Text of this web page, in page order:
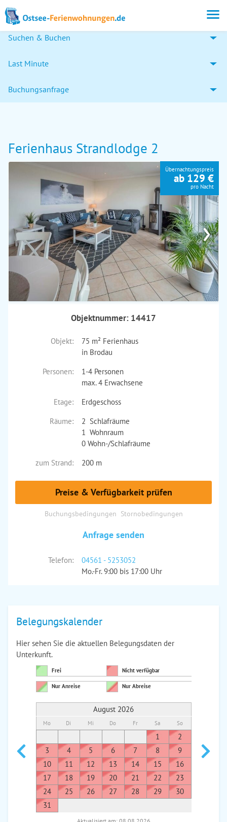
Suchen & Buchen
Last Minute
Buchungsanfrage
Ferienhaus Strandlodge 2
›
Übernachtungspreis
ab 129 €
pro Nacht
Objektnummer: 14417
Objekt:
75 m² Ferienhaus
in Brodau
Personen:
1-4 Personen
max. 4 Erwachsene
Etage:
Erdgeschoss
Räume:
2 Schlafräume
1 Wohnraum
0 Wohn-/Schlafräume
zum Strand:
200 m
Preise & Verfügbarkeit prüfen
Buchungsbedingungen Stornobedingungen
Anfrage senden
Telefon:
04561 - 5253052
Mo.-Fr. 9:00 bis 17:00 Uhr
Belegungskalender
Hier sehen Sie die aktuellen Belegungsdaten der
Unterkunft.
Frei Nicht verfügbar
Nur Anreise Nur Abreise
August 2026
Mo Di Mi Do Fr Sa So
1
2
3
4 5 6 7 8
9
10
11 12 13 14 15
16
17
18 19 20 21 22
23
24
25 26 27 28 29
30
31
7